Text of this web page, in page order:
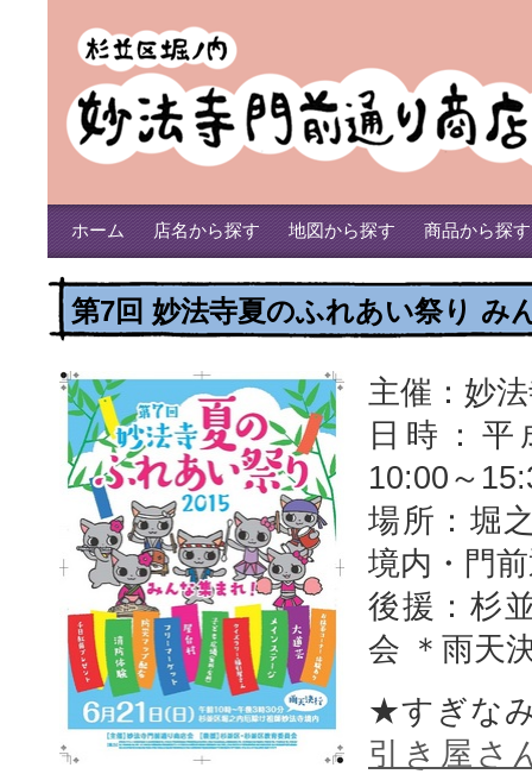
ホーム 店名から探す 地図から探す 商品から探す
第7回 妙法寺夏のふれあい祭り み
主催：妙
日時：
10:00～
場所：堀
境内・門
後援：杉
会 ＊雨天
★すぎな
引き屋さ